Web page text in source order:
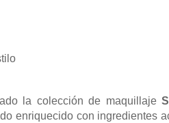
la colección de maquillaje
enriquecido con ingredientes